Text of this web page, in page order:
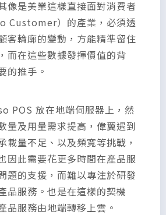
像是美業這樣直接面對消費者
Customer）的產業，必須透
客輪廓的變動，方能精準留住
而在這些數據發揮價值的背
的推手。
POS 放在地端伺服器上，然
量及用量需求提高，偉翼遇到
載量不足、以及頻寬等挑戰，
因此需要花更多時間在產品服
題的支援，而難以專注於研發
品服務。也是在這樣的契機
品服務由地端轉移上雲。